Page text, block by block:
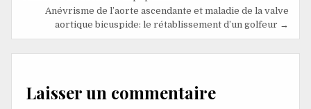
Anévrisme de l’aorte ascendante et maladie de la valve
aortique bicuspide: le rétablissement d’un golfeur →
Laisser un commentaire